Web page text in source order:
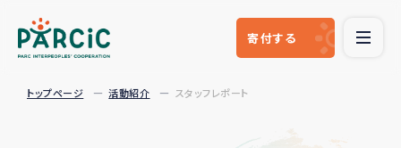
寄付する
トップページ 活動紹介 スタッフレポート